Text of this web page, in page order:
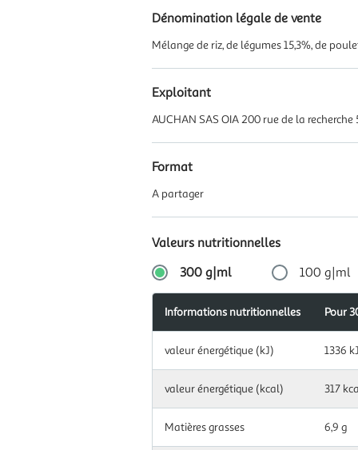
Dénomination légale de vente
Mélange de riz, de légumes 15,3%, de
Exploitant
AUCHAN SAS OIA 200 rue de la
Format
A partager
Valeurs nutritionnelles
300 g|ml
100 g|ml
nutritionnelles
pour
g|ml
Informations nutritionnelles Pour
valeur énergétique (kJ) 1336 kJ
valeur énergétique (kcal) 317
Matières grasses 6,9 g
nutritionnelles
pour
100
g|ml
Pour
100
g|ml
Apports
(en %)
valeur
énergétique
kJ